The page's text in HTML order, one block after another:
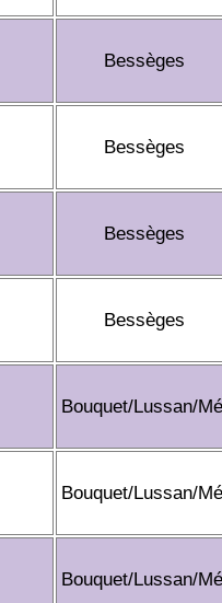
Bessèges
Bessèges
Bessèges
Bessèges
Bouquet/Lussan/
Bouquet/Lussan/
Bouquet/Lussan/